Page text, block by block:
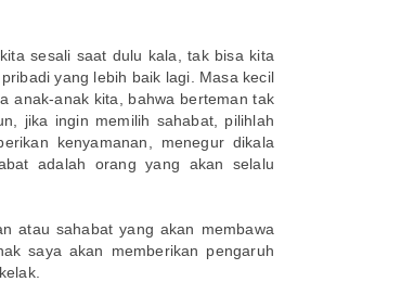
sesali saat dulu kala, tak bisa kita
yang lebih baik lagi. Masa kecil
anak-anak kita, bahwa berteman tak
jika ingin memilih sahabat, pilihlah
kenyamanan, menegur dikala
adalah orang yang akan selalu
atau sahabat yang akan membawa
saya akan memberikan pengaruh